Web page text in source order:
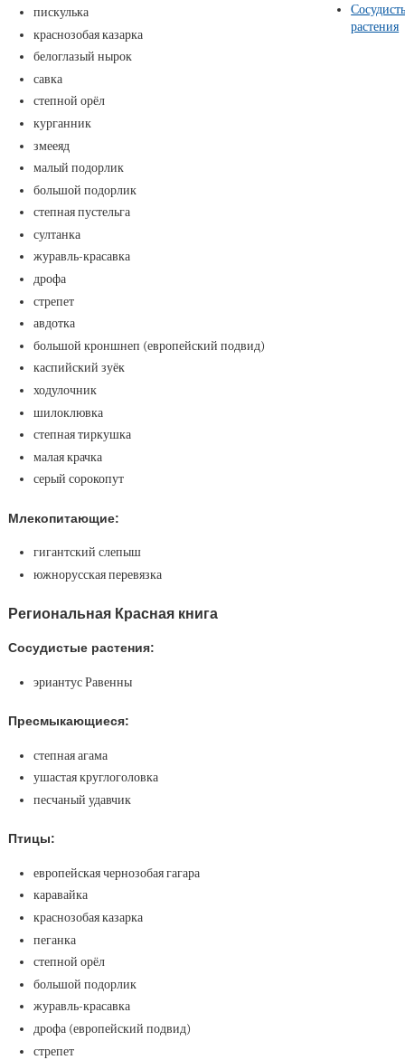
пискулька
краснозобая казарка
белоглазый нырок
савка
степной орёл
курганник
змееяд
малый подорлик
большой подорлик
степная пустельга
султанка
журавль-красавка
дрофа
стрепет
авдотка
большой кроншнеп (европейский подвид)
каспийский зуёк
ходулочник
шилоклювка
степная тиркушка
малая крачка
серый сорокопут
Млекопитающие:
гигантский слепыш
южнорусская перевязка
Региональная Красная книга
Сосудистые растения:
эриантус Равенны
Пресмыкающиеся:
степная агама
ушастая круглоголовка
песчаный удавчик
Птицы:
европейская чернозобая гагара
каравайка
краснозобая казарка
пеганка
степной орёл
большой подорлик
журавль-красавка
дрофа (европейский подвид)
стрепет
растения